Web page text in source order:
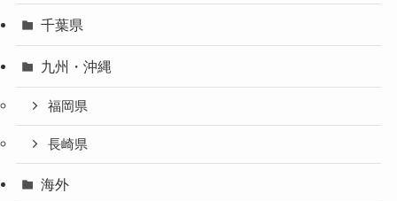
千葉県
九州・沖縄
福岡県
長崎県
海外